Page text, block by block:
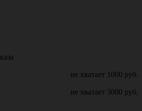
не хватает 1000 руб.
не хватает 3000 руб.